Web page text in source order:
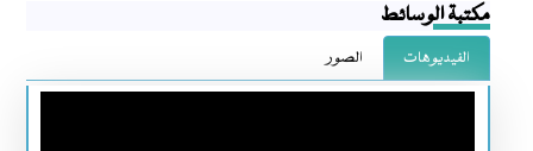
مكتبة الوسائط
الفيديوهات الصور